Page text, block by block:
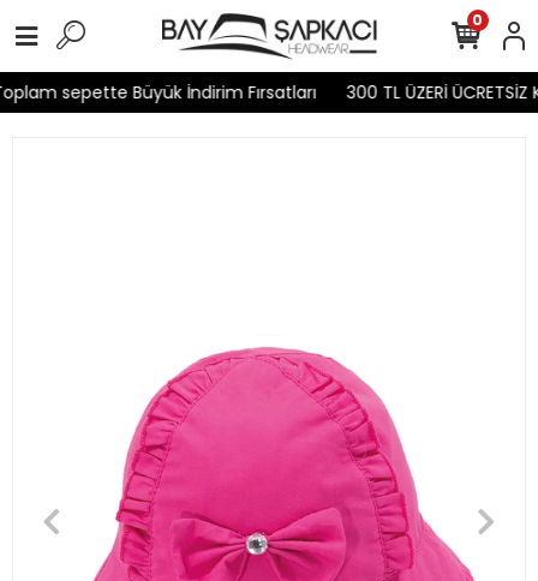
sepette Büyük İndirim Fırsatları 300 TL ÜZERİ ÜCRETSİZ
0